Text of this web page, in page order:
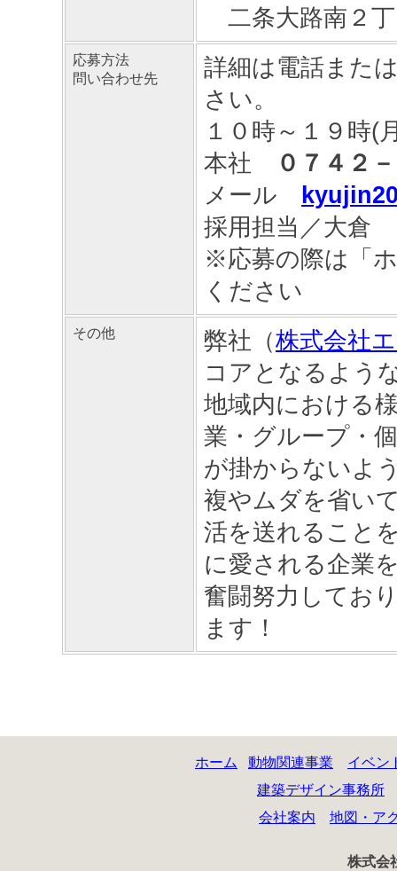
二条大路南２
応募方法
問い合わせ先
詳細は電話また
さい。
１０時～１９時(
本社
０７４２
メール
採用担当／大倉
※応募の際は「
ください
その他 弊社（株式会社
コアとなるよう
地域内における
業・グループ・
が掛からないよ
複やムダを省い
活を送れること
に愛される企業
奮闘努力してお
ます！
ホーム 動物関連事業
イベン
建築デザイン事務所
会社案内
地図・ア
株式会